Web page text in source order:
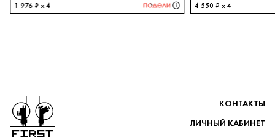
1 976 ₽ x 4 4 550 ₽ x 4
Перейти на главную
КОНТАКТЫ
ЛИЧНЫЙ КАБИНЕТ